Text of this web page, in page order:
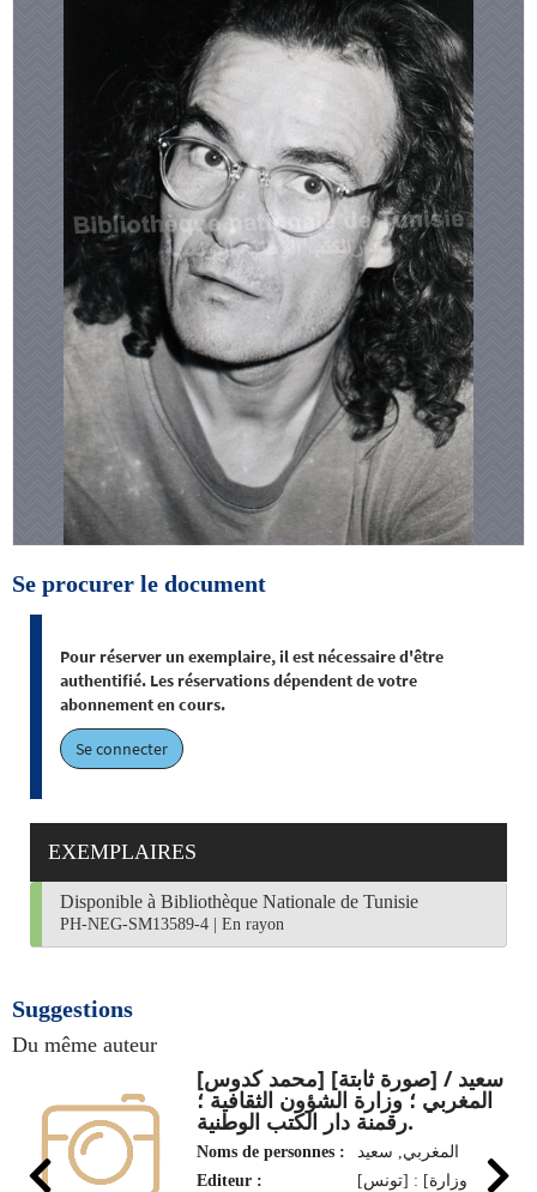
Se procurer le document
Pour réserver un exemplaire, il est nécessaire d'être
authentifié. Les réservations dépendent de votre
abonnement en cours.
Se connecter
EXEMPLAIRES
Disponible à Bibliothèque Nationale de Tunisie
PH-NEG-SM13589-4 En rayon
Suggestions
Du même auteur
[محمد كدوس] [صورة ثابتة] / سعيد
المغربي ؛ وزارة الشؤون الثقافية ؛
رقمنة دار الكتب الوطنية.
Noms de personnes :
المغربي, سعيد
Editeur :
[تونس] : [وزارة